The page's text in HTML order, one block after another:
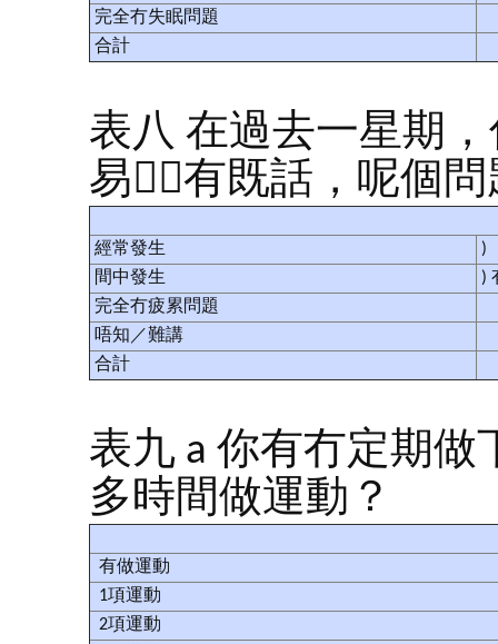
完全冇失眠問題
合計
表八 在過去一星期
易？有既話，呢個
經常發生
)
間中發生
)
完全冇疲累問題
唔知／難講
合計
表九 a 你有冇定期
多時間做運動？
有做運動
1項運動
2項運動